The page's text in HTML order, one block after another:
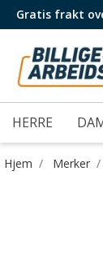
Gratis frakt
HERRE
Hjem Merker